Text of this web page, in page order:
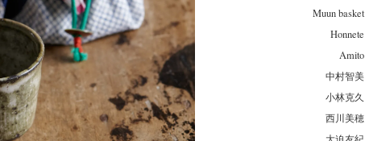
Muun basket
Honnete
Amito
中村智美
小林克久
西川美穂